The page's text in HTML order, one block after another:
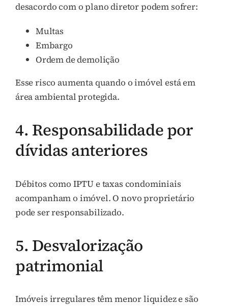
desacordo com o plano diretor podem sofrer:
Multas
Embargo
Ordem de demolição
Esse risco aumenta quando o imóvel está em
área ambiental protegida.
4. Responsabilidade por
dívidas anteriores
Débitos como IPTU e taxas condominiais
acompanham o imóvel. O novo proprietário
pode ser responsabilizado.
5. Desvalorização
patrimonial
Imóveis irregulares têm menor liquidez e são